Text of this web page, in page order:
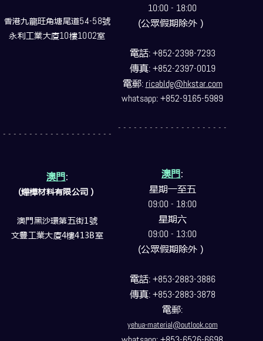
香港九龍旺角塘尾道54-58號
永利工業大廈10樓1002室
- - - - - - - - - - - - - - - - - - - - -
澳門:
(燁樺材料有限公司）
澳門黑沙環第五街1號
文豐工業大廈4樓413B室
10:00 - 18:00
(公眾假期除外）
電話: +852-2398-7293
傳真: +852-2397-0019
電郵: ricabldg@hkstar.com
whatsapp: +852-9165-5989
- - - - - - - - - - - - - - - - - - - - -
澳門:
星期一至五
09:00 - 18:00
星期六
09:00 - 13:00
(公眾假期除外）
電話: +853-2883-3886
傳真: +853-2883-3878
電郵:
yehua-material@outlook.com